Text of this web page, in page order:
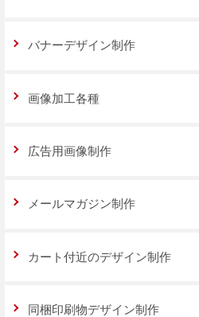
バナーデザイン制作
画像加工各種
広告用画像制作
メールマガジン制作
カート付近のデザイン制作
同梱印刷物デザイン制作